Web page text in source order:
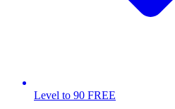
Level to 90 FREE